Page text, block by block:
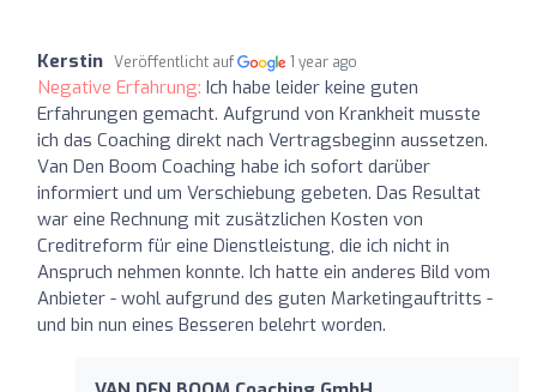
Kerstin Veröffentlicht auf 1 year ago
Negative Erfahrung: Ich habe leider keine guten
Erfahrungen gemacht. Aufgrund von Krankheit musste
ich das Coaching direkt nach Vertragsbeginn aussetzen.
Van Den Boom Coaching habe ich sofort darüber
informiert und um Verschiebung gebeten. Das Resultat
war eine Rechnung mit zusätzlichen Kosten von
Creditreform für eine Dienstleistung, die ich nicht in
Anspruch nehmen konnte. Ich hatte ein anderes Bild vom
Anbieter - wohl aufgrund des guten Marketingauftritts -
und bin nun eines Besseren belehrt worden.